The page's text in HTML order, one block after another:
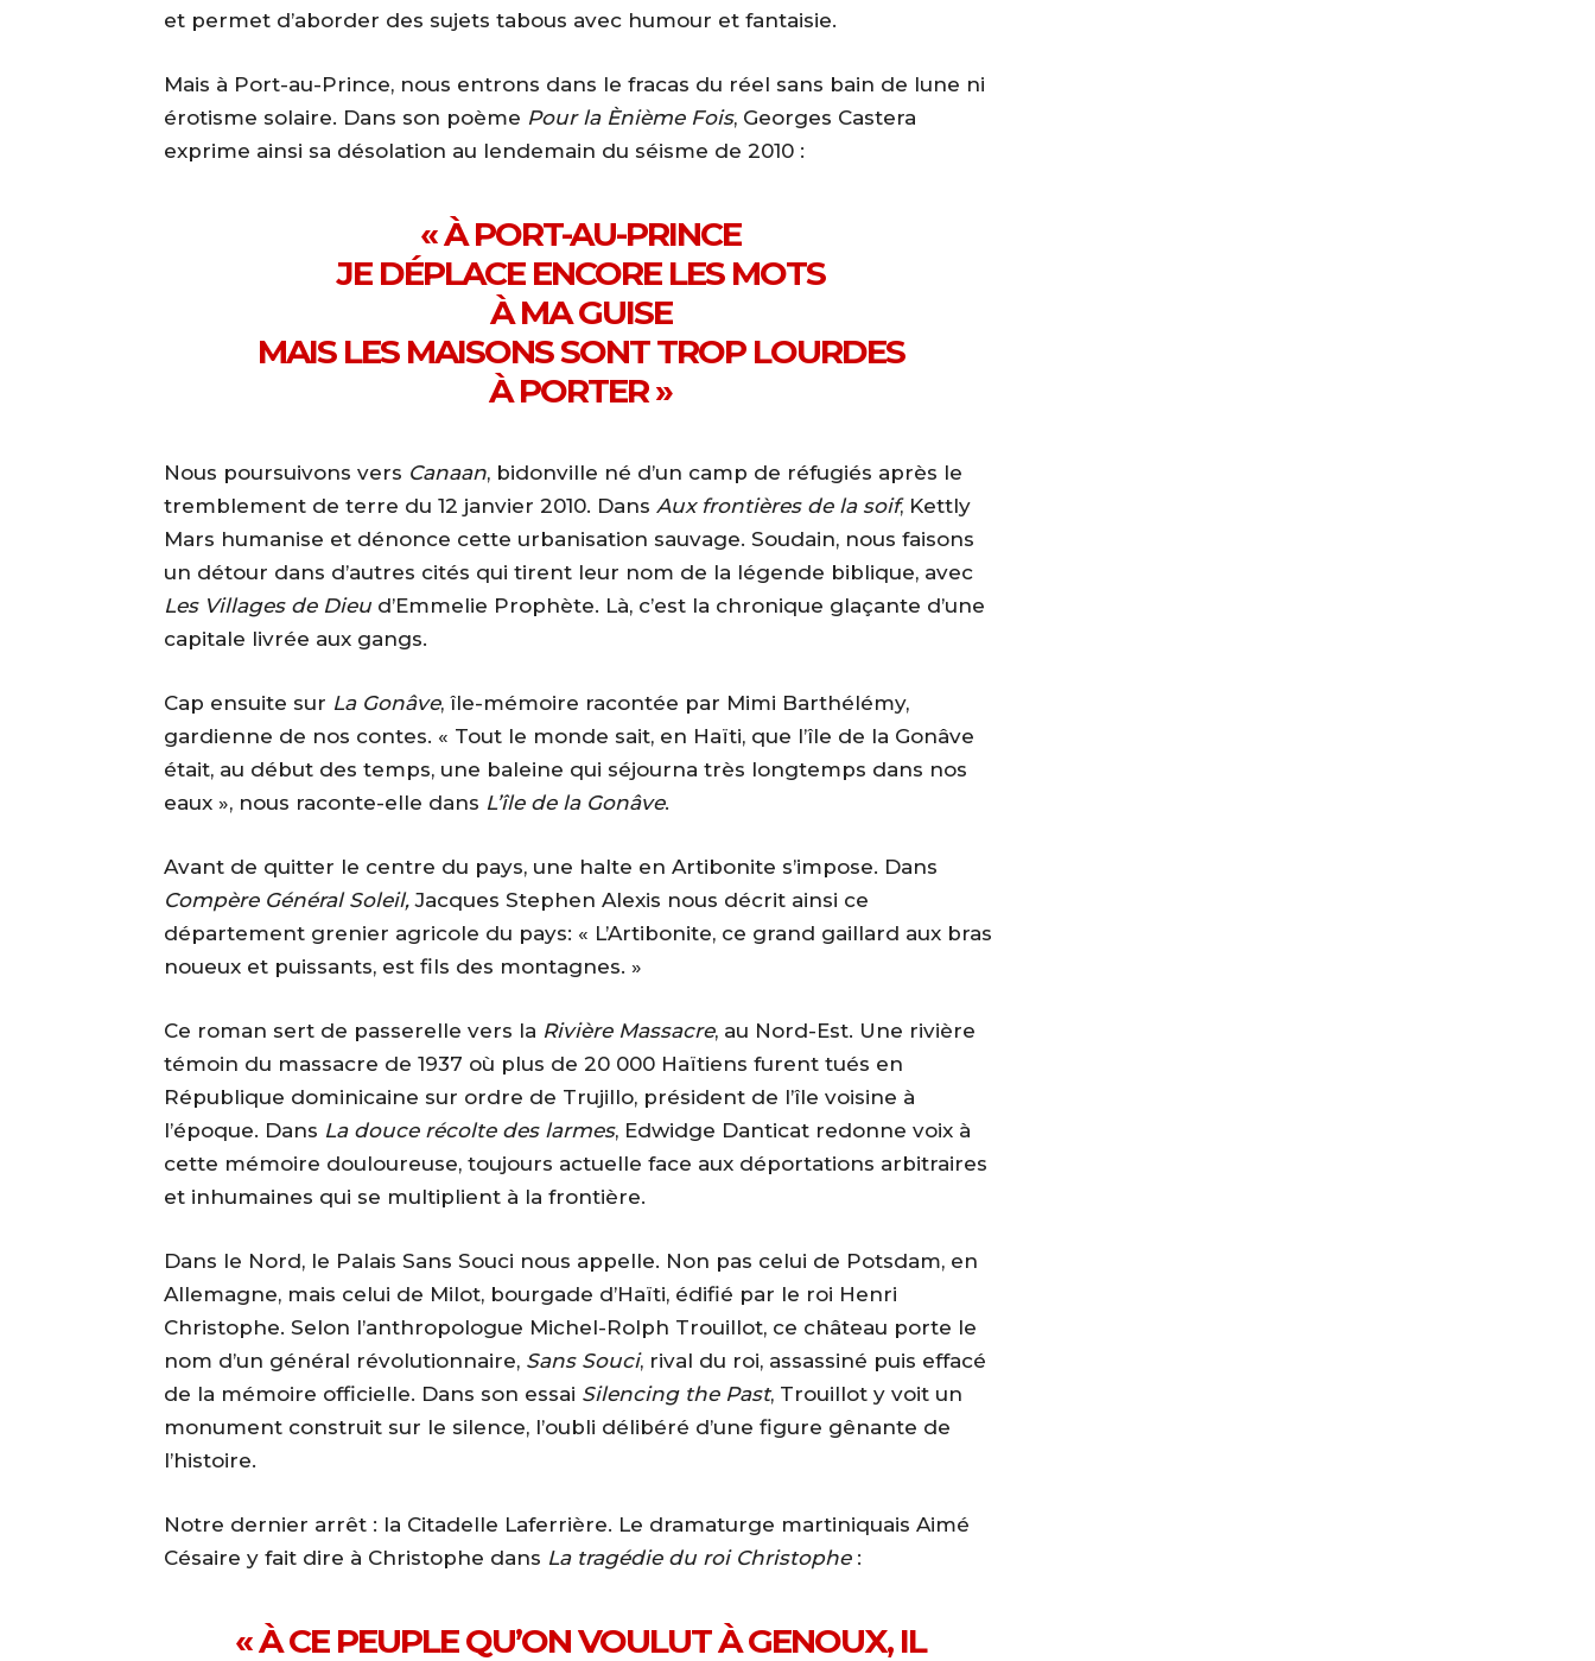
et permet d’aborder des sujets tabous avec humour et fantaisie.
Mais à Port-au-Prince, nous entrons dans le fracas du réel sans bain de lune ni
érotisme solaire. Dans son poème Pour la Ènième Fois, Georges Castera
exprime ainsi sa désolation au lendemain du séisme de 2010 :
« À PORT-AU-PRINCE
JE DÉPLACE ENCORE LES MOTS
À MA GUISE
MAIS LES MAISONS SONT TROP LOURDES
À PORTER »
Nous poursuivons vers Canaan, bidonville né d’un camp de réfugiés après le
tremblement de terre du 12 janvier 2010. Dans Aux frontières de la soif, Kettly
Mars humanise et dénonce cette urbanisation sauvage. Soudain, nous faisons
un détour dans d’autres cités qui tirent leur nom de la légende biblique, avec
Les Villages de Dieu d’Emmelie Prophète. Là, c’est la chronique glaçante d’une
capitale livrée aux gangs.
Cap ensuite sur La Gonâve, île-mémoire racontée par Mimi Barthélémy,
gardienne de nos contes. « Tout le monde sait, en Haïti, que l’île de la Gonâve
était, au début des temps, une baleine qui séjourna très longtemps dans nos
eaux », nous raconte-elle dans L’île de la Gonâve.
Avant de quitter le centre du pays, une halte en Artibonite s’impose. Dans
Compère Général Soleil, Jacques Stephen Alexis nous décrit ainsi ce
département grenier agricole du pays: « L’Artibonite, ce grand gaillard aux bras
noueux et puissants, est fils des montagnes. »
Ce roman sert de passerelle vers la Rivière Massacre, au Nord-Est. Une rivière
témoin du massacre de 1937 où plus de 20 000 Haïtiens furent tués en
République dominicaine sur ordre de Trujillo, président de l’île voisine à
l’époque. Dans La douce récolte des larmes, Edwidge Danticat redonne voix à
cette mémoire douloureuse, toujours actuelle face aux déportations arbitraires
et inhumaines qui se multiplient à la frontière.
Dans le Nord, le Palais Sans Souci nous appelle. Non pas celui de Potsdam, en
Allemagne, mais celui de Milot, bourgade d’Haïti, édifié par le roi Henri
Christophe. Selon l’anthropologue Michel-Rolph Trouillot, ce château porte le
nom d’un général révolutionnaire, Sans Souci, rival du roi, assassiné puis effacé
de la mémoire officielle. Dans son essai Silencing the Past, Trouillot y voit un
monument construit sur le silence, l’oubli délibéré d’une figure gênante de
l’histoire.
Notre dernier arrêt : la Citadelle Laferrière. Le dramaturge martiniquais Aimé
Césaire y fait dire à Christophe dans La tragédie du roi Christophe:
« À CE PEUPLE QU’ON VOULUT À GENOUX, IL